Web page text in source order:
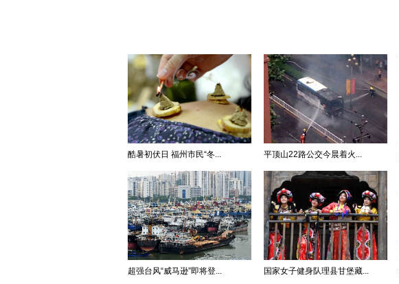
酷暑初伏日 福州市民“冬... 平顶山22路公交今晨着火...
超强台风“威马逊”即将登... 国家女子健身队理县甘堡藏...